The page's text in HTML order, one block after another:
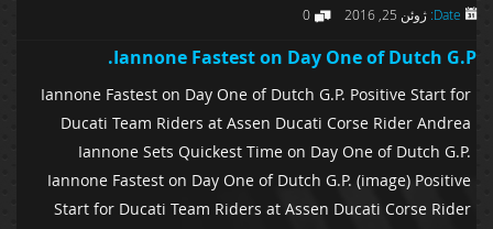
Date: ژوئن 25, 2016 0
Iannone Fastest on Day One of Dutch G.P.
Iannone Fastest on Day One of Dutch G.P. Positive Start for
Ducati Team Riders at Assen Ducati Corse Rider Andrea
Iannone Sets Quickest Time on Day One of Dutch G.P.
Iannone Fastest on Day One of Dutch G.P. (image) Positive
Start for Ducati Team Riders at Assen Ducati Corse Rider